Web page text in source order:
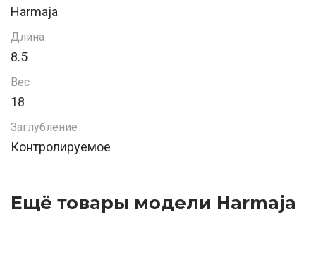
Harmaja
Длина
8.5
Вес
18
Заглубление
Контролируемое
Ещё товары модели Harmaja